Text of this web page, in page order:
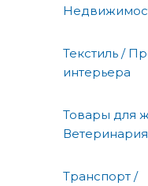
Текстиль /
интерьера
Товары для
Ветеринария
Транспорт /